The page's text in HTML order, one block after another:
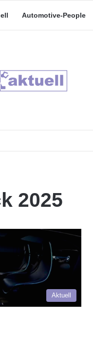
Automotive-People
2025
Aktuell